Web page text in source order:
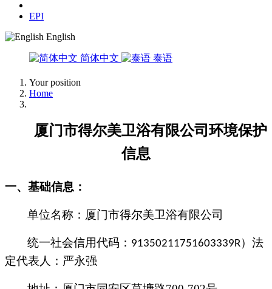
EPI
English
简体中文 泰语
Your position
Home
厦门市得尔美卫浴有限公司环境保护
信息
一、 基础信息：
单位名称： 厦门市得尔美卫浴有限公司
统一社会信用代码： 91350211751603339R）法
定代表人： 严永强